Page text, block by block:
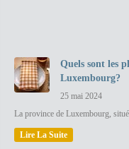
Quels sont les
Luxembourg?
25 mai 2024
La province de Luxembourg,
Lire La Suite